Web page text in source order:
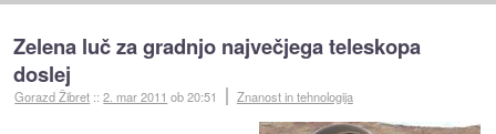
Zelena luč za gradnjo največjega teleskopa
doslej
Gorazd Žibret ::2. mar 2011 ob 20:51 Znanost in tehnologija